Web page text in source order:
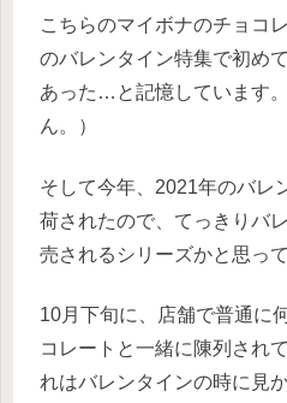
こちらのマイボナのチョコ
のバレンタイン特集で初め
あった…と記憶しています
ん。）
そして今年、2021年のバレ
荷されたので、てっきりバ
売されるシリーズかと思っ
10月下旬に、店舗で普通に
コレートと一緒に陳列され
れはバレンタインの時に見